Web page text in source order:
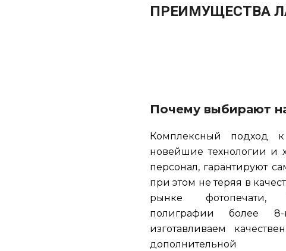
ПРЕИМУЩЕСТВА
Почему выбирают
Комплексный подход
новейшие технологии и
персонал, гарантируют
при этом не теряя в
рынке
полиграфии более
изготавливаем
дополнительной